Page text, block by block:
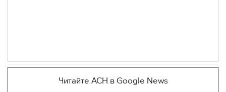
Читайте АСН в Google News